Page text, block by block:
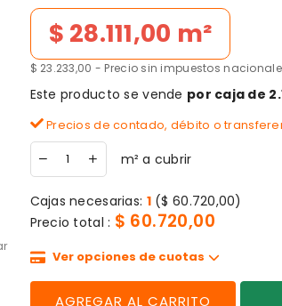
Precio de lista
$ 28.111,00 m²
$ 23.233,00 - Precio sin impuestos
Este producto se vende por caja de
Precios de contado, débito o
m² a cubrir
Cajas necesarias: 1($ 60.720,00)
Precio total : $ 60.720,00
Ver opciones de cuotas
AGREGAR AL CARRITO